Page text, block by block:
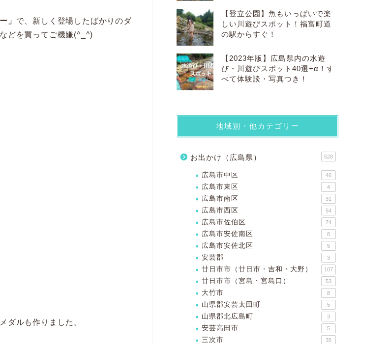
」 で、新しく登場したばかりのダ
どを買ってご機嫌(^_^)
ダルも作りました。
【登立公園】魚もいっぱいで楽
しい川遊びスポット！福富町道
の駅からすぐ！
【2023年版】広島県内の水遊
び・川遊びスポット40選+α！す
べて体験談・写真つき！
地域別・他カテゴリー
お出かけ（広島県） 528
広島市中区 46
広島市東区 4
広島市南区 31
広島市西区 54
広島市佐伯区 74
広島市安佐南区 8
広島市安佐北区 5
安芸郡 3
廿日市市（廿日市・吉和・大野） 107
廿日市市（宮島・宮島口） 53
大竹市 8
山県郡安芸太田町 5
山県郡北広島町 3
安芸高田市 5
三次市 35